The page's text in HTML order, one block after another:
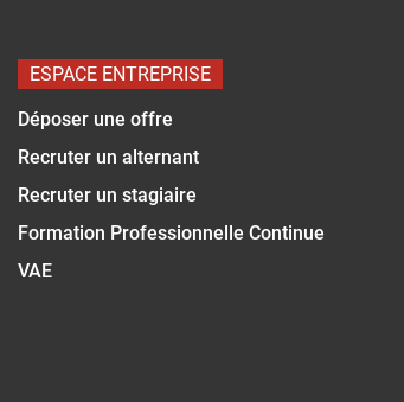
ESPACE ENTREPRISE
Déposer une offre
Recruter un alternant
Recruter un stagiaire
Formation Professionnelle Continue
VAE